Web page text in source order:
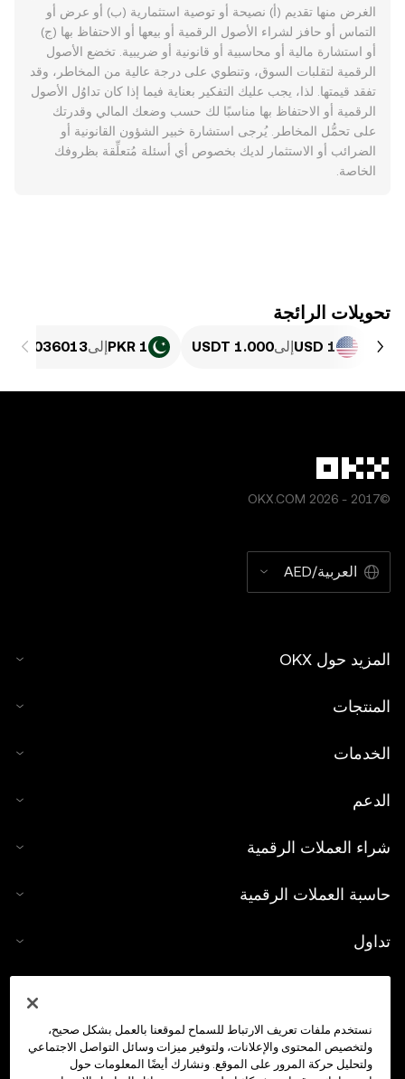
الغرض منها تقديم (أ) نصيحة أو توصية استثمارية (ب) أو عرض أو
التماس أو حافز لشراء الأصول الرقمية أو بيعها أو الاحتفاظ بها (ج)
أو استشارة مالية أو محاسبية أو قانونية أو ضريبية. تخضع الأصول
الرقمية لتقلبات السوق، وتنطوي على درجة عالية من المخاطر، وقد
تفقد قيمتها. لذا، يجب عليك التفكير بعناية فيما إذا كان تداوُل الأصول
الرقمية أو الاحتفاظ بها مناسبًا لك حسب وضعك المالي وقدرتك
على تحمُّل المخاطر. يُرجى استشارة خبير الشؤون القانونية أو
الضرائب أو الاستثمار لديك بخصوص أي أسئلة مُتعلِّقة بظروفك
الخاصة.
تحويلات الرائجة
1 USD إلى 1 PKR إلى
©2017 - 2026 OKX.COM
العربية/AED
المزيد حول OKX
المنتجات
الخدمات
الدعم
شراء العملات الرقمية
حاسبة العملات الرقمية
تداول
نستخدم ملفات تعريف الارتباط للسماح لموقعنا بالعمل بشكل صحيح،
ولتخصيص المحتوى والإعلانات، ولتوفير ميزات وسائل التواصل الاجتماعي
ولتحليل حركة المرور على الموقع. ونشارك أيضًا المعلومات حول